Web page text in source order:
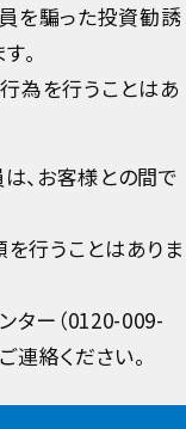
を騙った投資勧誘
。
為を行うことはあ
、お客様との間で
行うことはありま
ター（0120-009-
連絡ください。